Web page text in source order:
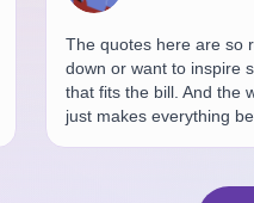
The quotes here are so
down or want to inspire
that fits the bill. And the
just makes everything